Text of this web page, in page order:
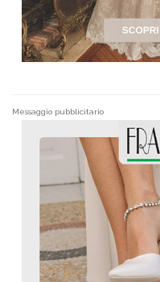
Messaggio pubblicitario